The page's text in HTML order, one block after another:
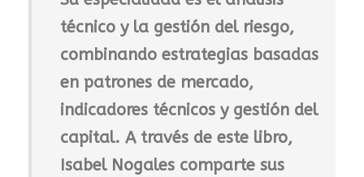
técnico y la gestión del riesgo,
combinando estrategias basadas
en patrones de mercado,
indicadores técnicos y gestión del
capital. A través de este libro,
Isabel Nogales comparte sus